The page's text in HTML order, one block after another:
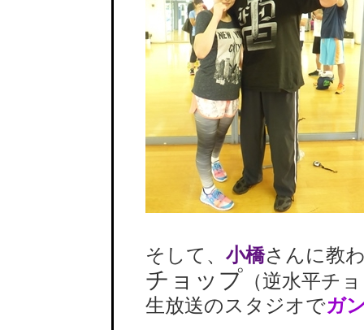
そして、 小橋さんに教
チョップ （逆水平チ
生放送のスタジオでガ